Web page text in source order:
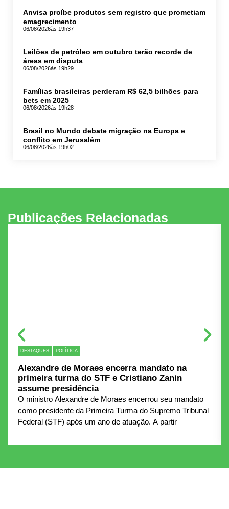
Anvisa proíbe produtos sem registro que prometiam
emagrecimento
06/08/2026às 19h37
Leilões de petróleo em outubro terão recorde de
áreas em disputa
06/08/2026às 19h29
Famílias brasileiras perderam R$ 62,5 bilhões para
bets em 2025
06/08/2026às 19h28
Brasil no Mundo debate migração na Europa e
conflito em Jerusalém
06/08/2026às 19h02
Publicações Relacionadas
DESTAQUES POLÍTICA
Alexandre de Moraes encerra mandato na
primeira turma do STF e Cristiano Zanin
assume presidência
O ministro Alexandre de Moraes encerrou seu mandato
como presidente da Primeira Turma do Supremo Tribunal
Federal (STF) após um ano de atuação. A partir